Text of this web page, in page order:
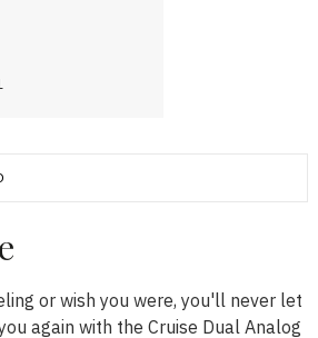
or wish you were, you'll never let
again with the Cruise Dual Analog